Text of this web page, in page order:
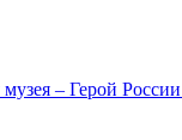
– Герой